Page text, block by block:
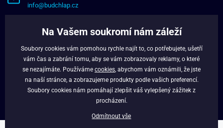
info@budchlap.cz
VĚRNOSTNÍ PROGRAM
FACEBOOK
Na Vašem soukromí nám záleží
Soubory cookies vám pomohou rychle najít to, co potřebujete, ušetří
vám čas a zabrání tomu, aby se vám zobrazovaly reklamy, o které
se nezajímáte. Používáme cookies , abychom vám oznámili, že jste
na naší stránce, a zobrazujeme produkty podle vašich preferencí.
Soubory cookies nám pomáhají zlepšit váš vylepšený zážitek z
procházení.
Odmítnout vše